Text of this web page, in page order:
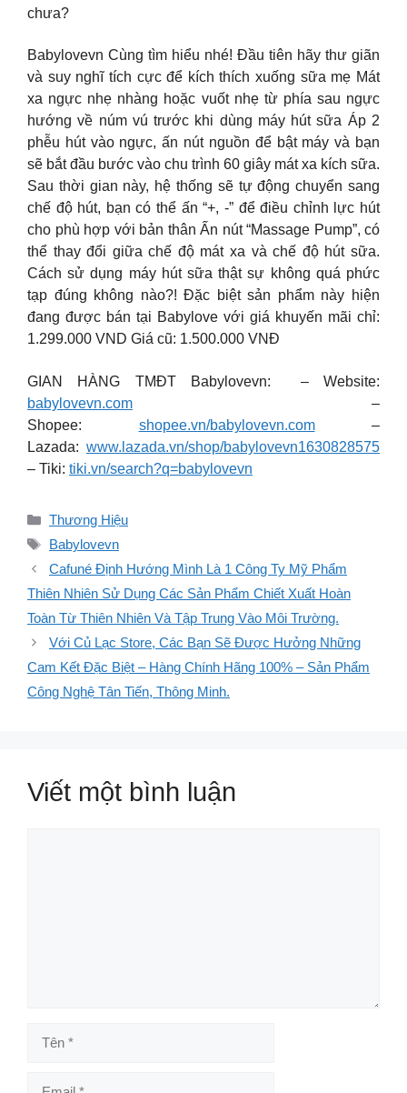
chưa?
Babylovevn Cùng tìm hiểu nhé! Đầu tiên hãy thư giãn
và suy nghĩ tích cực để kích thích xuống sữa mẹ Mát
xa ngực nhẹ nhàng hoặc vuốt nhẹ từ phía sau ngực
hướng về núm vú trước khi dùng máy hút sữa Áp 2
phễu hút vào ngực, ấn nút nguồn để bật máy và bạn
sẽ bắt đầu bước vào chu trình 60 giây mát xa kích sữa.
Sau thời gian này, hệ thống sẽ tự động chuyển sang
chế độ hút, bạn có thể ấn “+, -” để điều chỉnh lực hút
cho phù hợp với bản thân Ấn nút “Massage Pump”, có
thể thay đổi giữa chế độ mát xa và chế độ hút sữa.
Cách sử dụng máy hút sữa thật sự không quá phức
tạp đúng không nào?! Đặc biệt sản phẩm này hiện
đang được bán tại Babylove với giá khuyến mãi chỉ:
1.299.000 VND Giá cũ: 1.500.000 VNĐ
GIAN HÀNG TMĐT Babylovevn: – Website:
babylovevn.com –
Shopee: shopee.vn/babylovevn.com–
Lazada: www.lazada.vn/shop/babylovevn1630828575
– Tiki: tiki.vn/search?q=babylovevn
Danh
mục
Thương Hiệu
Thẻ
Babylovevn
Cafuné Định Hướng Mình Là 1 Công Ty Mỹ Phẩm
Thiên Nhiên Sử Dụng Các Sản Phẩm Chiết Xuất Hoàn
Toàn Từ Thiên Nhiên Và Tập Trung Vào Môi Trường.
Với Củ Lạc Store, Các Bạn Sẽ Được Hưởng Những
Cam Kết Đặc Biệt – Hàng Chính Hãng 100% – Sản Phẩm
Công Nghệ Tân Tiến, Thông Minh.
Viết một bình luận